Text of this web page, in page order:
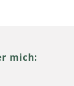
mich: